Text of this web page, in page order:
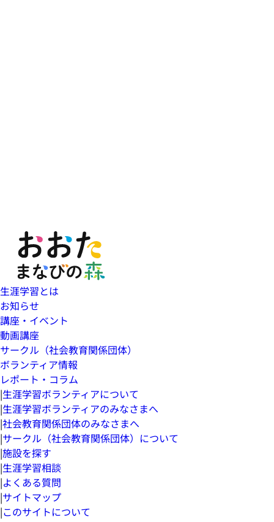
生涯学習とは
お知らせ
講座・イベント
動画講座
サークル（社会教育関係団体）
ボランティア情報
レポート・コラム
|生涯学習ボランティアについて
|生涯学習ボランティアのみなさまへ
|社会教育関係団体のみなさまへ
|サークル（社会教育関係団体）について
|施設を探す
|生涯学習相談
|よくある質問
|サイトマップ
|このサイトについて